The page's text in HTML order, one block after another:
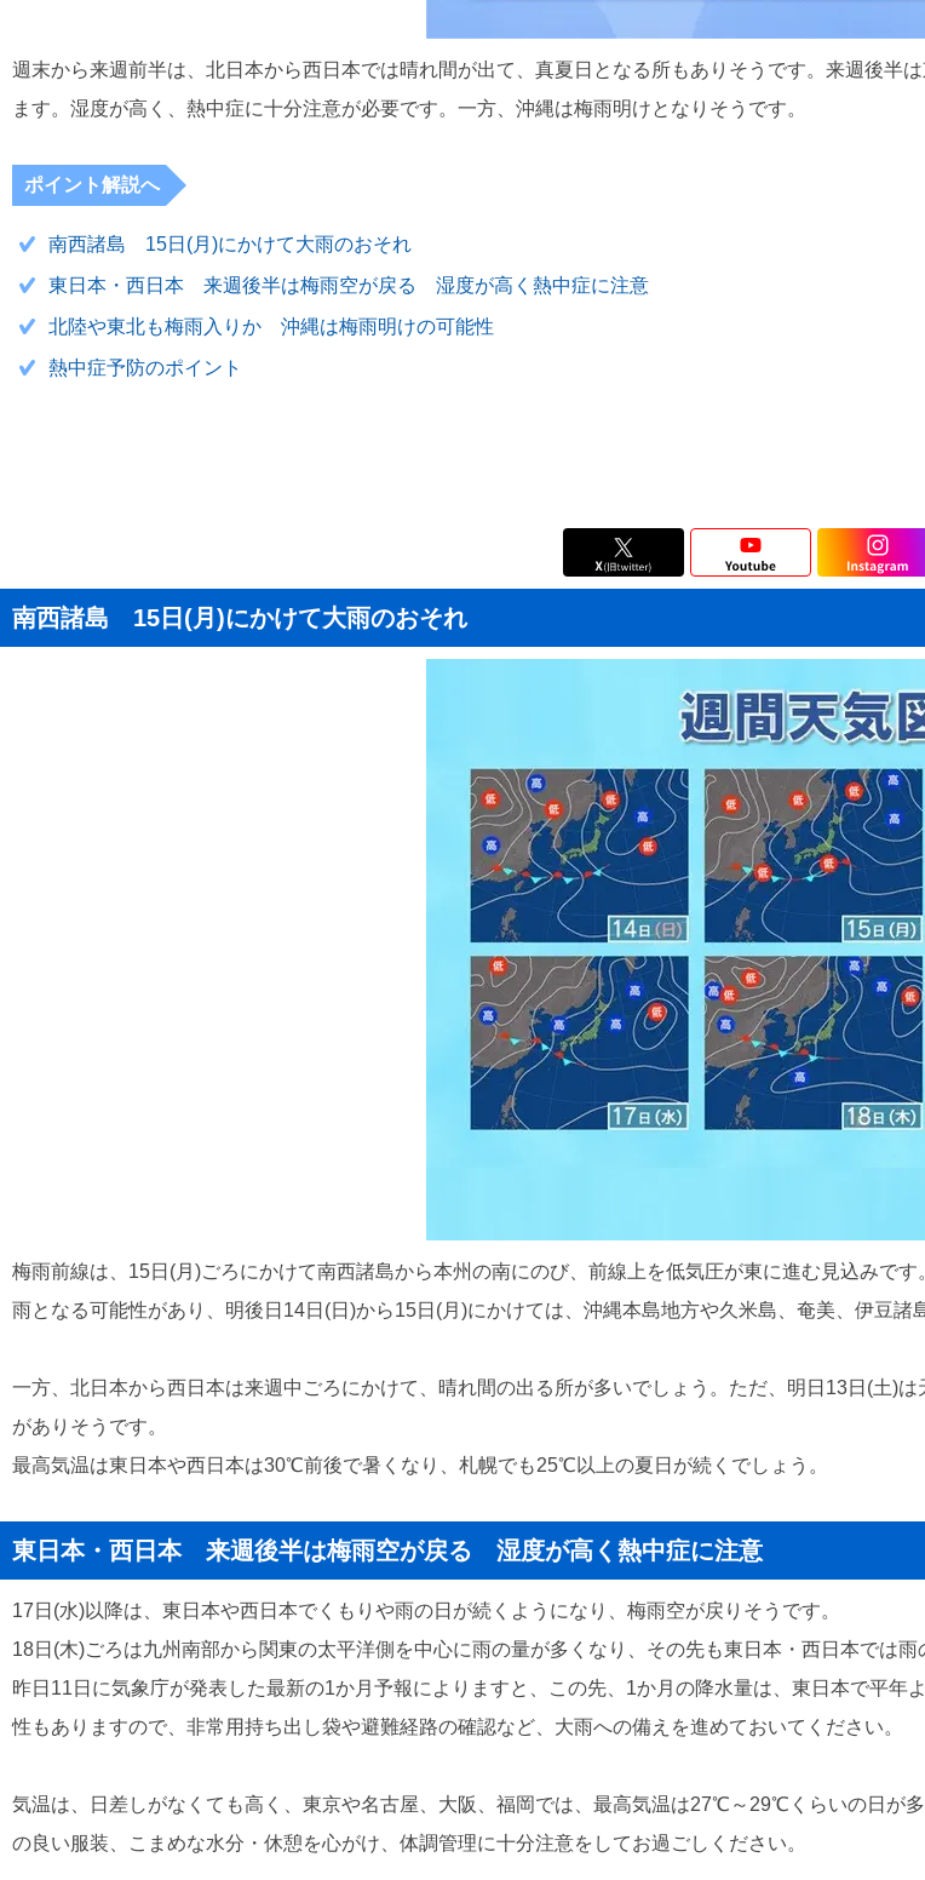
週末から来週前半は、北日本から西日本では晴れ間が出て、真夏日となる所もありそうです。来週後半
ます。湿度が高く、熱中症に十分注意が必要です。一方、沖縄は梅雨明けとなりそうです。
ポイント解説へ
南西諸島 15日(月)にかけて大雨のおそれ
東日本・西日本 来週後半は梅雨空が戻る 湿度が高く熱中症に注意
北陸や東北も梅雨入りか 沖縄は梅雨明けの可能性
熱中症予防のポイント
南西諸島 15日(月)にかけて大雨のおそれ
梅雨前線は、15日(月)ごろにかけて南西諸島から本州の南にのび、前線上を低気圧が東に進む見込みで
雨となる可能性があり、明後日14日(日)から15日(月)にかけては、沖縄本島地方や久米島、奄美、伊豆諸
一方、北日本から西日本は来週中ごろにかけて、晴れ間の出る所が多いでしょう。ただ、明日13日(土)
がありそうです。
最高気温は東日本や西日本は30℃前後で暑くなり、札幌でも25℃以上の夏日が続くでしょう。
東日本・西日本 来週後半は梅雨空が戻る 湿度が高く熱中症に注意
17日(水)以降は、東日本や西日本でくもりや雨の日が続くようになり、梅雨空が戻りそうです。
18日(木)ごろは九州南部から関東の太平洋側を中心に雨の量が多くなり、その先も東日本・西日本では雨
昨日11日に気象庁が発表した最新の1か月予報によりますと、この先、1か月の降水量は、東日本で平
性もありますので、非常用持ち出し袋や避難経路の確認など、大雨への備えを進めておいてください。
気温は、日差しがなくても高く、東京や名古屋、大阪、福岡では、最高気温は27℃～29℃くらいの日が
の良い服装、こまめな水分・休憩を心がけ、体調管理に十分注意をしてお過ごしください。